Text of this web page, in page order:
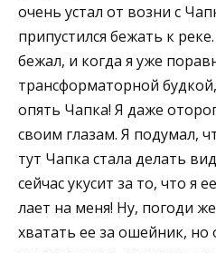
очень устал от возни с
припустился бежать к
бежал, и когда я уже
трансформаторной
опять Чапка! Я даже
своим глазам. Я подумал,
тут Чапка стала делать
сейчас укусит за то, что я
лает на меня! Ну, погоди
хватать ее за ошейник, но